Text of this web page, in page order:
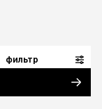
фильтр